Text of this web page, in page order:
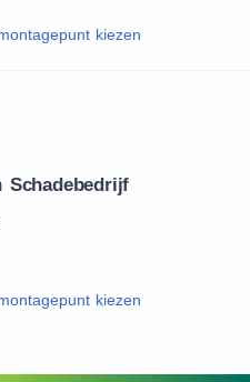
kiezen
Schadebedrijf
kiezen